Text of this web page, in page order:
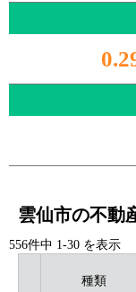
雲仙市の不動
556件中 1-30 を表示
種類